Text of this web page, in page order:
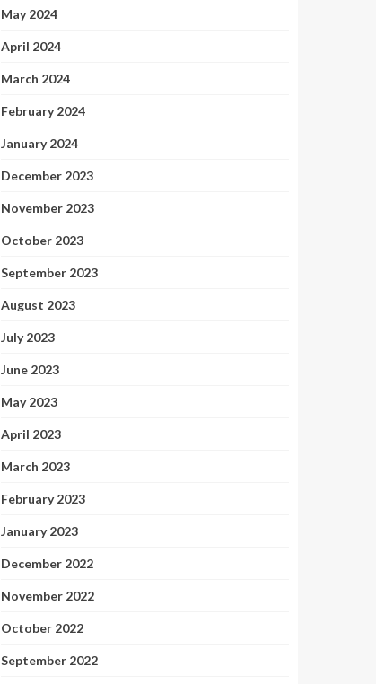
May 2024
April 2024
March 2024
February 2024
January 2024
December 2023
November 2023
October 2023
September 2023
August 2023
July 2023
June 2023
May 2023
April 2023
March 2023
February 2023
January 2023
December 2022
November 2022
October 2022
September 2022